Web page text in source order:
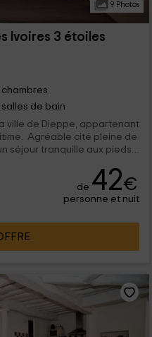
9 Photos
Ivoires 3 étoiles
chambres
salles de bain
ville de Dieppe, appartenant
Agréable cité pleine de
séjour tranquille aux pieds
espaces, répartis
de 42€
personne et nuit